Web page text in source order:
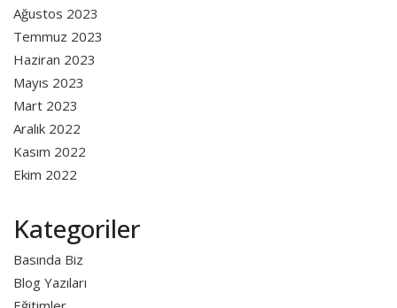
Ağustos 2023
Temmuz 2023
Haziran 2023
Mayıs 2023
Mart 2023
Aralık 2022
Kasım 2022
Ekim 2022
Kategoriler
Basında Biz
Blog Yazıları